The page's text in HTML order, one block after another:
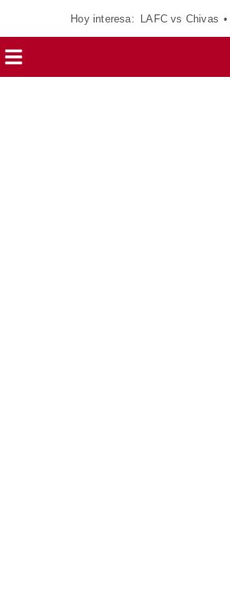
Hoy interesa: LAFC vs Chivas